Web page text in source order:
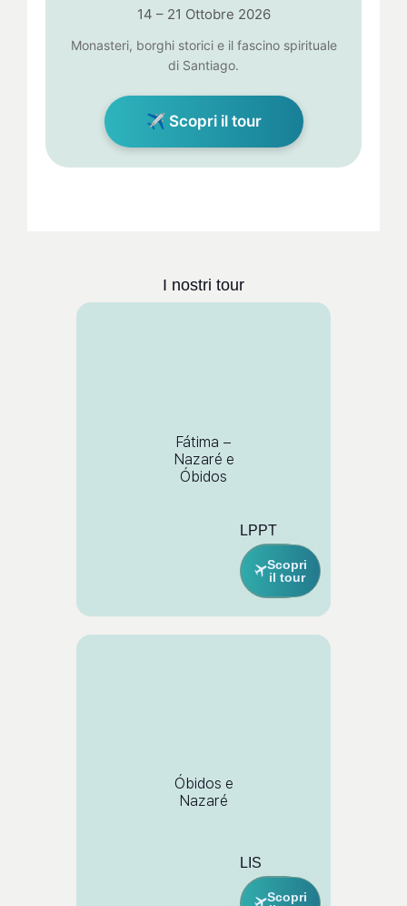
14 – 21 Ottobre 2026
Monasteri, borghi storici e il fascino spirituale
di Santiago.
✈ Scopri il tour
I nostri tour
Fátima –
Nazaré e
Óbidos
LPPT
Scopri
il tour
Óbidos e
Nazaré
LIS
Scopri